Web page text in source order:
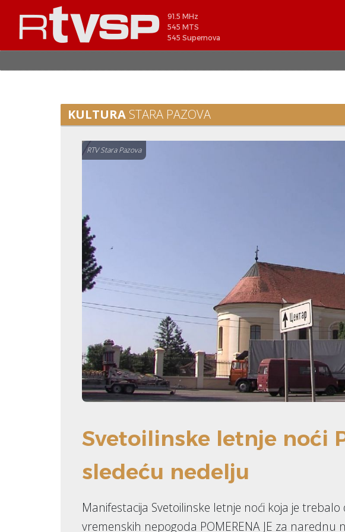
91.5 MHz
545 MTS
545 Supernova
KULTURA STARA PAZOVA
RTV Stara Pazova
Svetoilinske letnje noći
sledeću nedelju
Manifestacija Svetoilinske letnje noći koja je
vremenskih nepogoda POMERENA JE za narednu